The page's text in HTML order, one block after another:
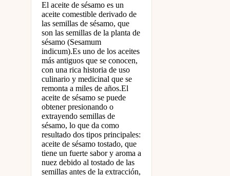
El aceite de sésamo es un
aceite comestible derivado de
las semillas de sésamo, que
son las semillas de la planta de
sésamo (Sesamum
indicum).Es uno de los aceites
más antiguos que se conocen,
con una rica historia de uso
culinario y medicinal que se
remonta a miles de años.El
aceite de sésamo se puede
obtener presionando o
extrayendo semillas de
sésamo, lo que da como
resultado dos tipos principales:
aceite de sésamo tostado, que
tiene un fuerte sabor y aroma a
nuez debido al tostado de las
semillas antes de la extracción,